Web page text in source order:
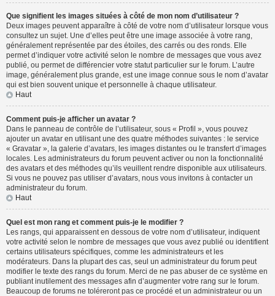
Que signifient les images situées à côté de mon nom d’utilisateur ?
Deux images peuvent apparaître à côté de votre nom d’utilisateur lorsque vous
consultez un sujet. Une d’elles peut être une image associée à votre rang,
généralement représentée par des étoiles, des carrés ou des ronds. Elle
permet d’indiquer votre activité selon le nombre de messages que vous avez
publié, ou permet de différencier votre statut particulier sur le forum. L’autre
image, généralement plus grande, est une image connue sous le nom d’avatar
qui est bien souvent unique et personnelle à chaque utilisateur.
Haut
Comment puis-je afficher un avatar ?
Dans le panneau de contrôle de l’utilisateur, sous « Profil », vous pouvez
ajouter un avatar en utilisant une des quatre méthodes suivantes : le service
« Gravatar », la galerie d’avatars, les images distantes ou le transfert d’images
locales. Les administrateurs du forum peuvent activer ou non la fonctionnalité
des avatars et des méthodes qu’ils veuillent rendre disponible aux utilisateurs.
Si vous ne pouvez pas utiliser d’avatars, nous vous invitons à contacter un
administrateur du forum.
Haut
Quel est mon rang et comment puis-je le modifier ?
Les rangs, qui apparaissent en dessous de votre nom d’utilisateur, indiquent
votre activité selon le nombre de messages que vous avez publié ou identifient
certains utilisateurs spécifiques, comme les administrateurs et les
modérateurs. Dans la plupart des cas, seul un administrateur du forum peut
modifier le texte des rangs du forum. Merci de ne pas abuser de ce système en
publiant inutilement des messages afin d’augmenter votre rang sur le forum.
Beaucoup de forums ne toléreront pas ce procédé et un administrateur ou un